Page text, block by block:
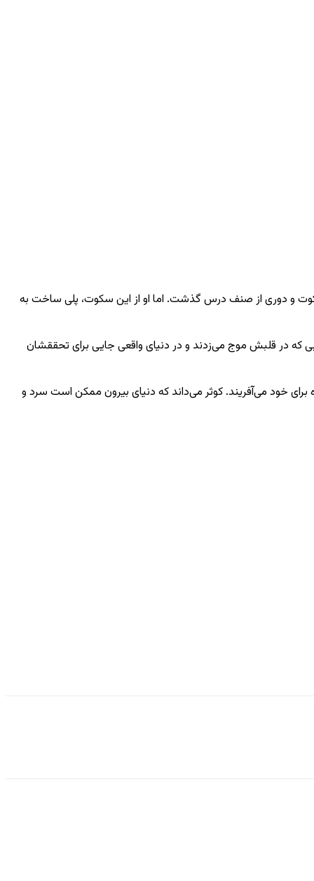
و دوری از صنف درس گذشت. اما او از این سکوت، پلی ساخت به
که در قلبش موج می‌زدند و در دنیای واقعی جایی برای تحققشان
برای خود می‌آفریند. کوثر می‌داند که دنیای بیرون ممکن است سرد و